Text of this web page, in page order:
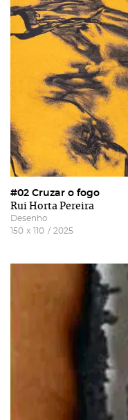
#02 Cruzar o fogo
Rui Horta Pereira
Desenho
150 x 110 / 2025